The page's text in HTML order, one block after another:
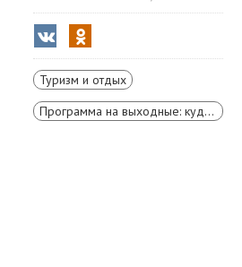
Туризм и отдых
Программа на выходные: куда съездить и чем заняться